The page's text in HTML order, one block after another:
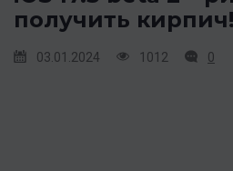
получить кирпич!
03.01.2024 1012 0